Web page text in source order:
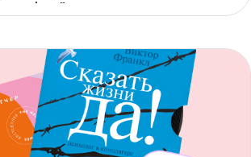
офлайн